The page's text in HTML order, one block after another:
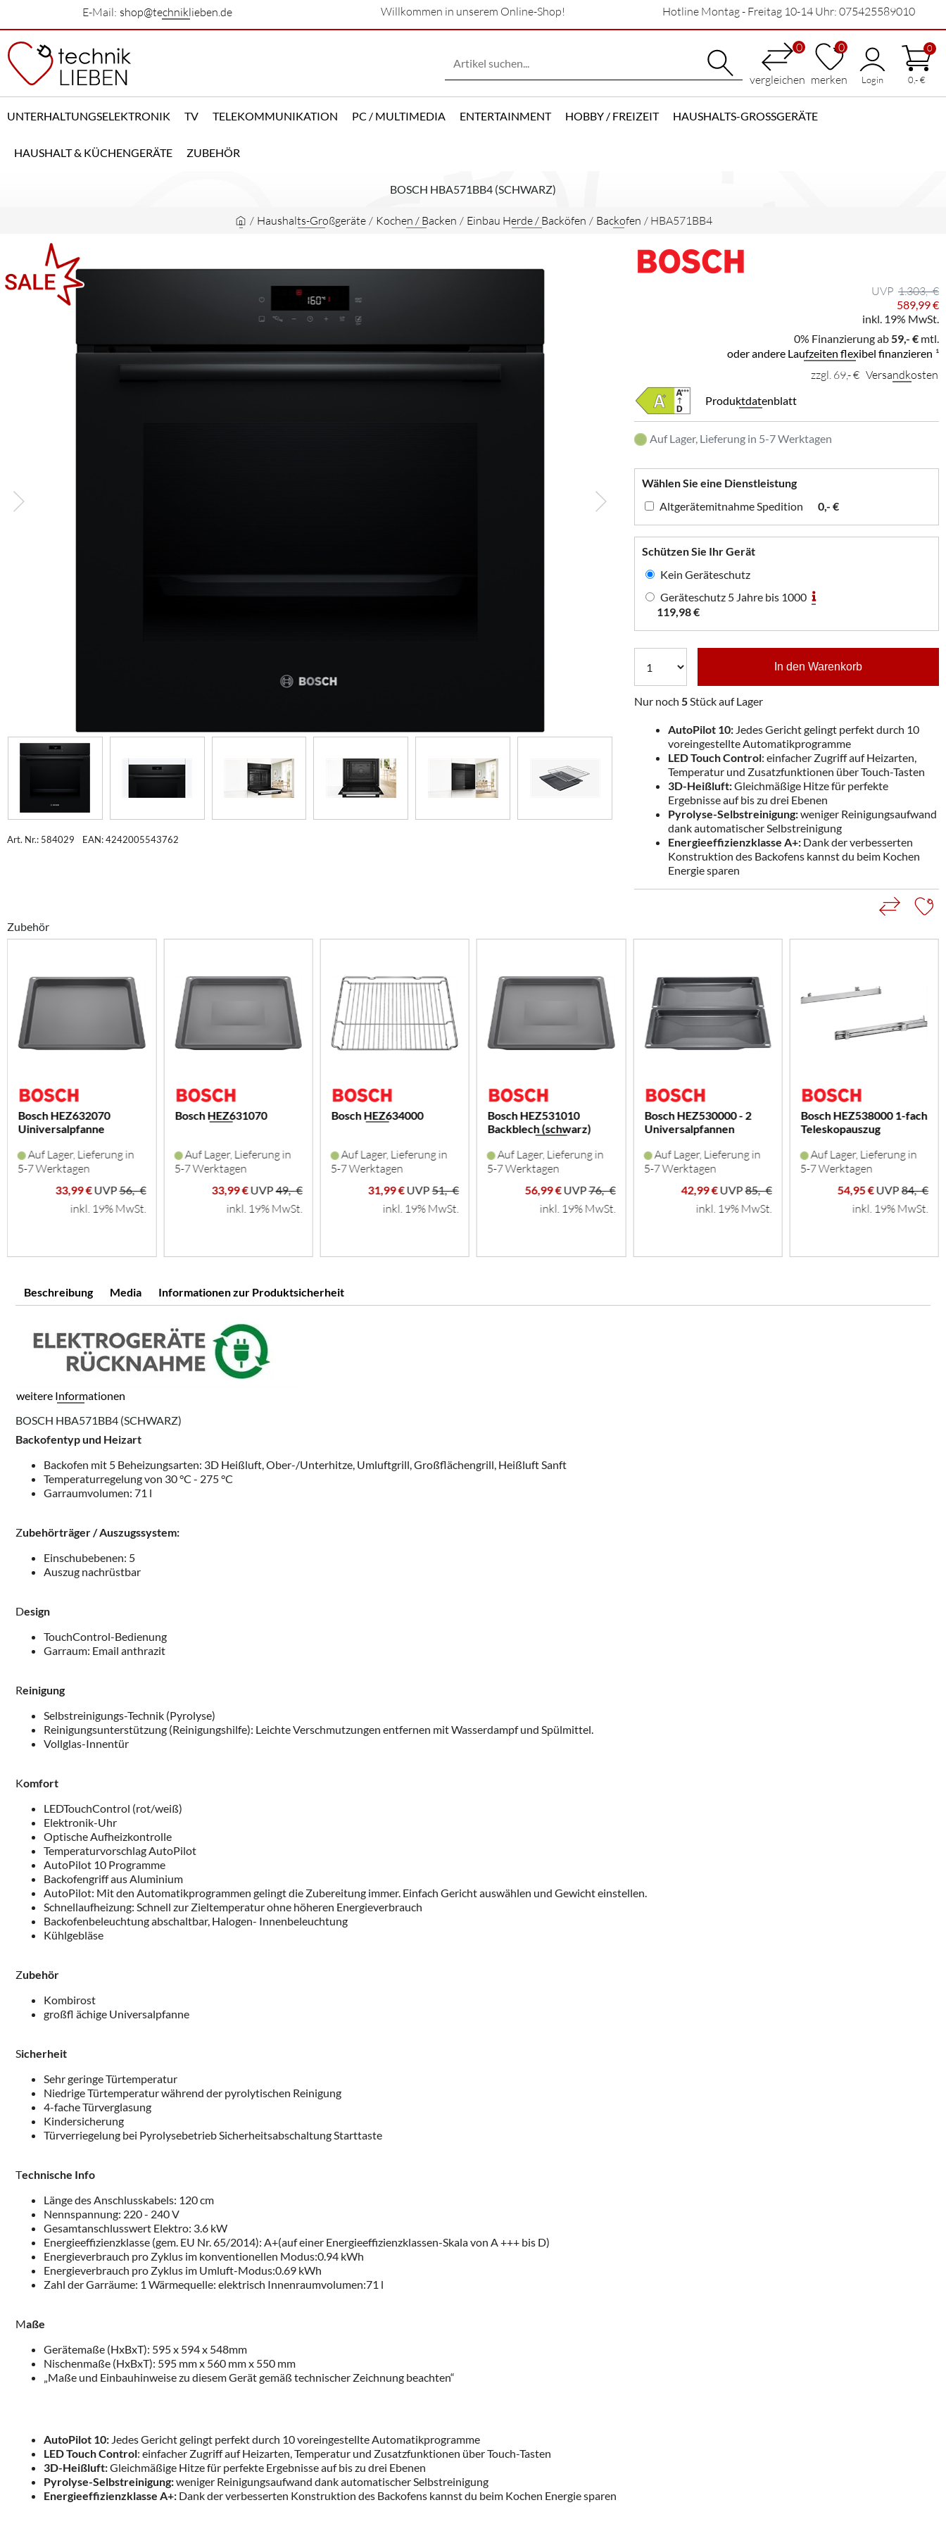
E-Mail: shop@techniklieben.de Willkommen in unserem Online-Shop! Hotline Montag - Freitag 10-14 Uhr: 075425589010
0
vergleichen
0
merken Login
0
0,- €
UNTERHALTUNGSELEKTRONIK TV TELEKOMMUNIKATION PC / MULTIMEDIA ENTERTAINMENT HOBBY / FREIZEIT HAUSHALTS-GROSSGERÄTE
HAUSHALT & KÜCHENGERÄTE ZUBEHÖR
BOSCH HBA571BB4 (SCHWARZ)
/ Haushalts-Großgeräte / Kochen / Backen / Einbau Herde / Backöfen / Backofen / HBA571BB4
Art. Nr.: 584029 EAN: 4242005543762
1.303,- €
589,99 €
inkl. 19% MwSt.
0% Finanzierung ab59,- € mtl.
oder andere Laufzeiten flexibel finanzieren ¹
zzgl. 69,- € Versandkosten
Produktdatenblatt
Auf Lager, Lieferung in 5-7 Werktagen
Wählen Sie eine Dienstleistung
Altgerätemitnahme Spedition
0,- €
Schützen Sie Ihr Gerät
Kein Geräteschutz
Geräteschutz 5 Jahre bis 1000
119,98 €
In den Warenkorb
Nur noch 5Stück auf Lager
AutoPilot 10:Jedes Gericht gelingt perfekt durch 10
voreingestellte Automatikprogramme
LED Touch Control: einfacher Zugriff auf Heizarten,
Temperatur und Zusatzfunktionen über Touch-Tasten
3D-Heißluft:Gleichmäßige Hitze für perfekte
Ergebnisse auf bis zu drei Ebenen
Pyrolyse-Selbstreinigung:weniger Reinigungsaufwand
dank automatischer Selbstreinigung
Energieeffizienzklasse A+:Dank der verbesserten
Konstruktion des Backofens kannst du beim Kochen
Energie sparen
Zubehör
Bosch HEZ632070
Uiniversalpfanne
Auf Lager, Lieferung in
5-7 Werktagen
33,99 €UVP56,- €
inkl. 19% MwSt.
Bosch HEZ631070
Auf Lager, Lieferung in
5-7 Werktagen
33,99 €UVP49,- €
inkl. 19% MwSt.
Bosch HEZ634000
Auf Lager, Lieferung in
5-7 Werktagen
31,99 €UVP51,- €
inkl. 19% MwSt.
Bosch HEZ531010
Backblech (schwarz)
Auf Lager, Lieferung in
5-7 Werktagen
56,99 €UVP76,- €
inkl. 19% MwSt.
Bosch HEZ530000 - 2
Universalpfannen
Auf Lager, Lieferung in
5-7 Werktagen
42,99 €UVP85,- €
inkl. 19% MwSt.
Bosch HEZ538000 1-fach
Teleskopauszug
Auf Lager, Lieferung in
5-7 Werktagen
54,95 €UVP84,- €
inkl. 19% MwSt.
Beschreibung Media Informationen zur Produktsicherheit
weitere Informationen
BOSCH HBA571BB4 (SCHWARZ)
Backofentyp und Heizart
Backofen mit 5 Beheizungsarten: 3D Heißluft, Ober-/Unterhitze, Umluftgrill, Großflächengrill, Heißluft Sanft
Temperaturregelung von 30 °C - 275 °C
Garraumvolumen: 71 l
Zubehörträger / Auszugssystem:
Einschubebenen: 5
Auszug nachrüstbar
Design
TouchControl-Bedienung
Garraum: Email anthrazit
Reinigung
Selbstreinigungs-Technik (Pyrolyse)
Reinigungsunterstützung (Reinigungshilfe): Leichte Verschmutzungen entfernen mit Wasserdampf und Spülmittel.
Vollglas-Innentür
Komfort
LEDTouchControl (rot/weiß)
Elektronik-Uhr
Optische Aufheizkontrolle
Temperaturvorschlag AutoPilot
AutoPilot 10 Programme
Backofengriff aus Aluminium
AutoPilot: Mit den Automatikprogrammen gelingt die Zubereitung immer. Einfach Gericht auswählen und Gewicht einstellen.
Schnellaufheizung: Schnell zur Zieltemperatur ohne höheren Energieverbrauch
Backofenbeleuchtung abschaltbar, Halogen- Innenbeleuchtung
Kühlgebläse
Zubehör
Kombirost
großfl ächige Universalpfanne
Sicherheit
Sehr geringe Türtemperatur
Niedrige Türtemperatur während der pyrolytischen Reinigung
4-fache Türverglasung
Kindersicherung
Türverriegelung bei Pyrolysebetrieb Sicherheitsabschaltung Starttaste
Technische Info
Länge des Anschlusskabels: 120 cm
Nennspannung: 220 - 240 V
Gesamtanschlusswert Elektro: 3.6 kW
Energieeffizienzklasse (gem. EU Nr. 65/2014): A+(auf einer Energieeffizienzklassen-Skala von A +++ bis D)
Energieverbrauch pro Zyklus im konventionellen Modus:0.94 kWh
Energieverbrauch pro Zyklus im Umluft-Modus:0.69 kWh
Zahl der Garräume: 1 Wärmequelle: elektrisch Innenraumvolumen:71 l
Maße
Gerätemaße (HxBxT): 595 x 594 x 548mm
Nischenmaße (HxBxT): 595 mm x 560 mm x 550 mm
„Maße und Einbauhinweise zu diesem Gerät gemäß technischer Zeichnung beachten“
AutoPilot 10: Jedes Gericht gelingt perfekt durch 10 voreingestellte Automatikprogramme
LED Touch Control: einfacher Zugriff auf Heizarten, Temperatur und Zusatzfunktionen über Touch-Tasten
3D-Heißluft:Gleichmäßige Hitze für perfekte Ergebnisse auf bis zu drei Ebenen
Pyrolyse-Selbstreinigung:weniger Reinigungsaufwand dank automatischer Selbstreinigung
Energieeffizienzklasse A+: Dank der verbesserten Konstruktion des Backofens kannst du beim Kochen Energie sparen